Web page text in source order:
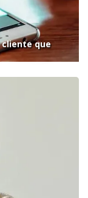
cliente que